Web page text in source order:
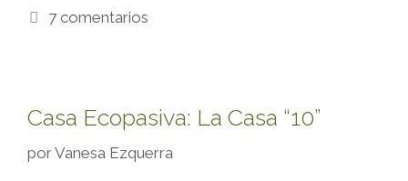
7 comentarios
Casa Ecopasiva: La Casa “10”
porVanesa Ezquerra